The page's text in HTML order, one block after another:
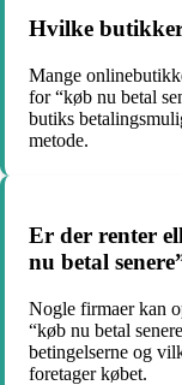
Hvilke
Mange
for “køb nu betal
butiks
metode.
Er der renter
nu betal
Nogle firmaer kan
“køb nu betal
betingelserne og
foretager købet.